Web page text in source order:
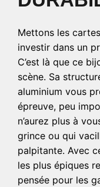
Mettons les
investir dans un
C’est là que ce
scène. Sa
aluminium vous
épreuve, peu
n’aurez plus à
grince ou qui
palpitante. Avec
les plus épiques
pensée pour les